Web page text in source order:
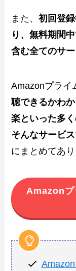
また、初回登
り、無料期間
含む全てのサ
Amazonプライ
聴できるかわ
楽といった多
そんなサービス
にまとめてあ
Amazonプ